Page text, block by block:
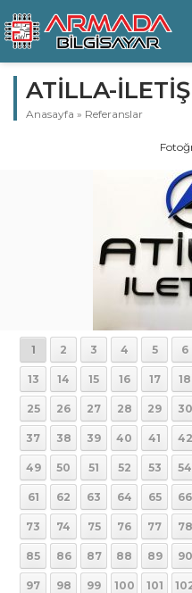
ATİLLA-
Anasayfa » Referanslar
1 2 3 4 5 6
13 14 15 16 17 18
25 26 27 28 29 30
37 38 39 40 41 42
49 50 51 52 53 54
61 62 63 64 65 66
73 74 75 76 77 78
85 86 87 88 89 90
97 98 99 100 101